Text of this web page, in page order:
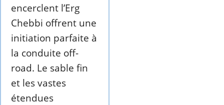
encerclent l’Erg
Chebbi offrent une
initiation parfaite à
la conduite off-
road. Le sable fin
et les vastes
étendues